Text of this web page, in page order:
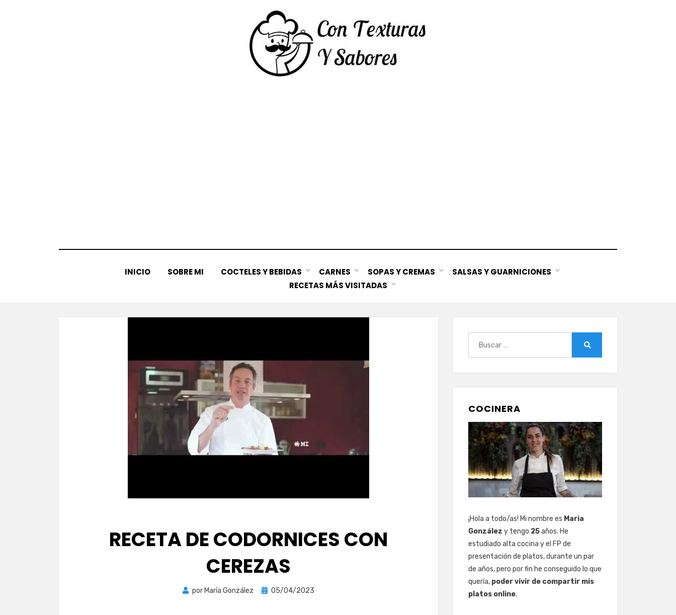
INICIO SOBRE MI COCTELES Y BEBIDAS CARNES SOPAS Y CREMAS
SALSAS Y GUARNICIONES
RECETAS MÁS VISITADAS
RECETA DE CODORNICES CON
CEREZAS
por María González
Publicada
05/04/2023
COCINERA
¡Hola a todo/as! Mi nombre es Maria
González y tengo 25años. He
estudiado alta cocina y el FP de
presentación de platos, durante un par
de años, pero por fin he conseguido lo que
quería, poder vivir de compartir mis
platos online.